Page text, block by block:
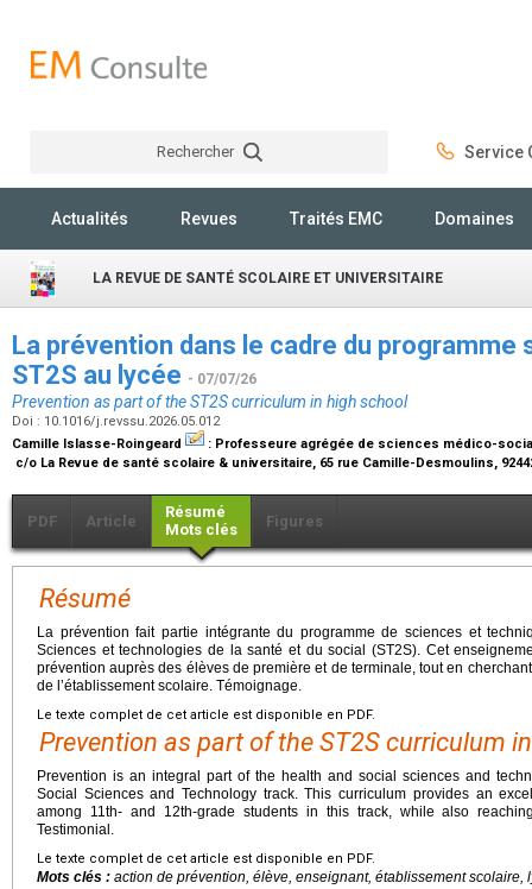
Rechercher Service
Actualités Revues Traités EMC Domaines
LA REVUE DE SANTÉ SCOLAIRE ET UNIVERSITAIRE
La prévention dans le cadre du programme
ST2S au lycée - 07/07/26
Prevention as part of the ST2S curriculum in high school
Doi : 10.1016/j.revssu.2026.05.012
Camille Islasse-Roingeard
: Professeure agrégée de sciences médico-
c/o La Revue de santé scolaire & universitaire, 65 rue Camille-Desmoulins,
PDF Article
Résumé
Mots clés
Figures
Résumé
La prévention fait partie intégrante du programme de sciences et
Sciences et technologies de la santé et du social (ST2S). Cet
prévention auprès des élèves de première et de terminale, tout en
de l’établissement scolaire. Témoignage.
Le texte complet de cet article est disponible en PDF.
Prevention as part of the ST2S curriculum
Prevention is an integral part of the health and social sciences and
Social Sciences and Technology track. This curriculum provides an
among 11th- and 12th-grade students in this track, while also
Testimonial.
Le texte complet de cet article est disponible en PDF.
Mots clés : action de prévention, élève, enseignant, établissement scolaire,